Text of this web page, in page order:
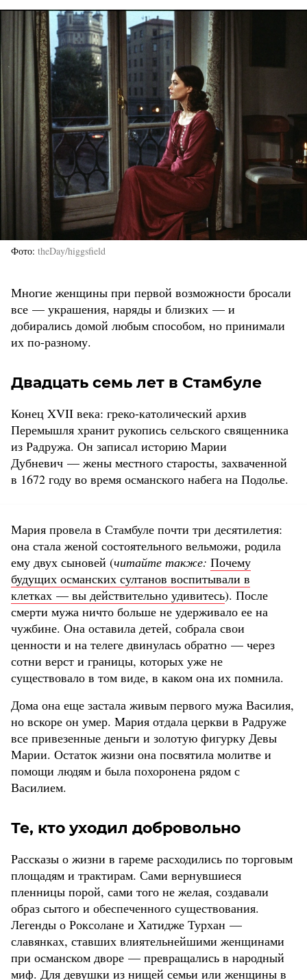
Фото theDay/higgsfield
Многие женщины при первой возможности бросали
все — украшения, наряды и близких — и
добирались домой любым способом, но принимали
их по-разному.
Двадцать семь лет в Стамбуле
Конец XVII века: греко-католический архив
Перемышля хранит рукопись сельского священника
из Радружа. Он записал историю Марии
Дубневич — жены местного старосты, захваченной
в 1672 году во время османского набега на Подолье.
Мария провела в Стамбуле почти три десятилетия:
она стала женой состоятельного вельможи, родила
ему двух сыновей (читайте также: Почему
будущих османских султанов воспитывали в
клетках — вы действительно удивитесь). После
смерти мужа ничто больше не удерживало ее на
чужбине. Она оставила детей, собрала свои
ценности и на телеге двинулась обратно — через
сотни верст и границы, которых уже не
существовало в том виде, в каком она их помнила.
Дома она еще застала живым первого мужа Василия,
но вскоре он умер. Мария отдала церкви в Радруже
все привезенные деньги и золотую фигурку Девы
Марии. Остаток жизни она посвятила молитве и
помощи людям и была похоронена рядом с
Василием.
Те, кто уходил добровольно
Рассказы о жизни в гареме расходились по торговым
площадям и трактирам. Сами вернувшиеся
пленницы порой, сами того не желая, создавали
образ сытого и обеспеченного существования.
Легенды о Роксолане и Хатидже Турхан —
славянках, ставших влиятельнейшими женщинами
при османском дворе — превращались в народный
миф. Для девушки из нищей семьи или женщины в